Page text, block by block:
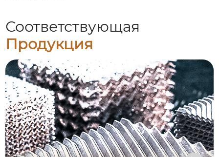
Соответствующая
Продукция